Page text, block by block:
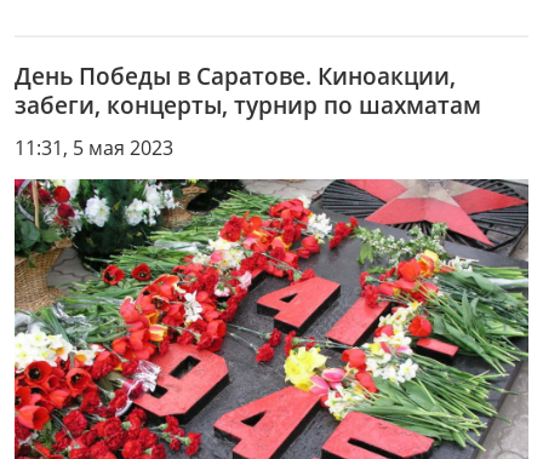
День Победы в Саратове. Киноакции,
забеги, концерты, турнир по шахматам
11:31, 5 мая 2023